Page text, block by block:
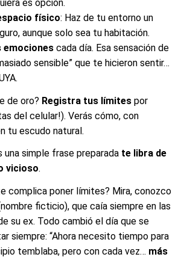
es opción.
físico: Haz de tu entorno un
aunque solo sea tu habitación.
emociones cada día. Esa sensación de
sensible” que te hicieron sentir…
de oro? Registra tus límites por
del celular!). Verás cómo, con
tu escudo natural.
una simple frase preparada te libra de
vicioso.
complica poner límites? Mira, conozco
ficticio), que caía siempre en las
su ex. Todo cambió el día que se
siempre: “Ahora necesito tiempo para
temblaba, pero con cada vez… más